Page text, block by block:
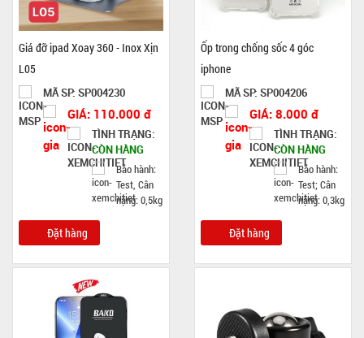
Giá đỡ ipad Xoay 360 - Inox Xịn
L05
MÃ SP: SP004230
GIÁ: 110.000 đ
TÌNH TRẠNG:
CÒN HÀNG
Bảo hành:
Test, Cân
nặng: 0,5kg
Đặt hàng
Ốp trong chống sốc 4 góc
iphone
MÃ SP: SP004206
GIÁ: 8.000 đ
TÌNH TRẠNG:
CÒN HÀNG
Bảo hành:
Test; Cân
nặng: 0,3kg
Đặt hàng